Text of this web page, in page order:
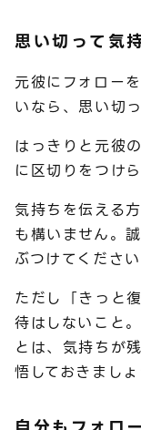
思い切って気
元彼にフォロー
いなら、思い切
はっきりと元彼
に区切りをつけら
気持ちを伝える
も構いません。
ぶつけてください
ただし「きっと
待はしないこと
とは、気持ちが
悟しておきましょ